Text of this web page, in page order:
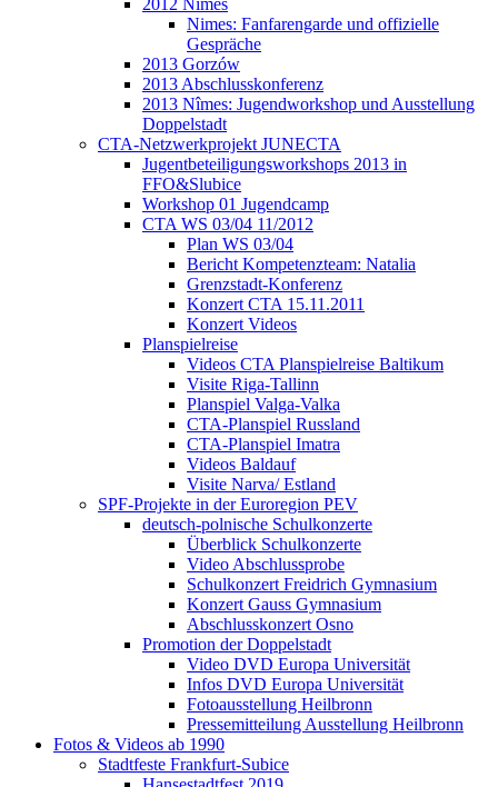
2012 Nîmes
Nimes: Fanfarengarde und offizielle
Gespräche
2013 Gorzów
2013 Abschlusskonferenz
2013 Nîmes: Jugendworkshop und Ausstellung
Doppelstadt
CTA-Netzwerkprojekt JUNECTA
Jugentbeteiligungsworkshops 2013 in
FFO&Slubice
Workshop 01 Jugendcamp
CTA WS 03/04 11/2012
Plan WS 03/04
Bericht Kompetenzteam: Natalia
Grenzstadt-Konferenz
Konzert CTA 15.11.2011
Konzert Videos
Planspielreise
Videos CTA Planspielreise Baltikum
Visite Riga-Tallinn
Planspiel Valga-Valka
CTA-Planspiel Russland
CTA-Planspiel Imatra
Videos Baldauf
Visite Narva/ Estland
SPF-Projekte in der Euroregion PEV
deutsch-polnische Schulkonzerte
Überblick Schulkonzerte
Video Abschlussprobe
Schulkonzert Freidrich Gymnasium
Konzert Gauss Gymnasium
Abschlusskonzert Osno
Promotion der Doppelstadt
Video DVD Europa Universität
Infos DVD Europa Universität
Fotoausstellung Heilbronn
Pressemitteilung Ausstellung Heilbronn
Fotos & Videos ab 1990
Stadtfeste Frankfurt-Subice